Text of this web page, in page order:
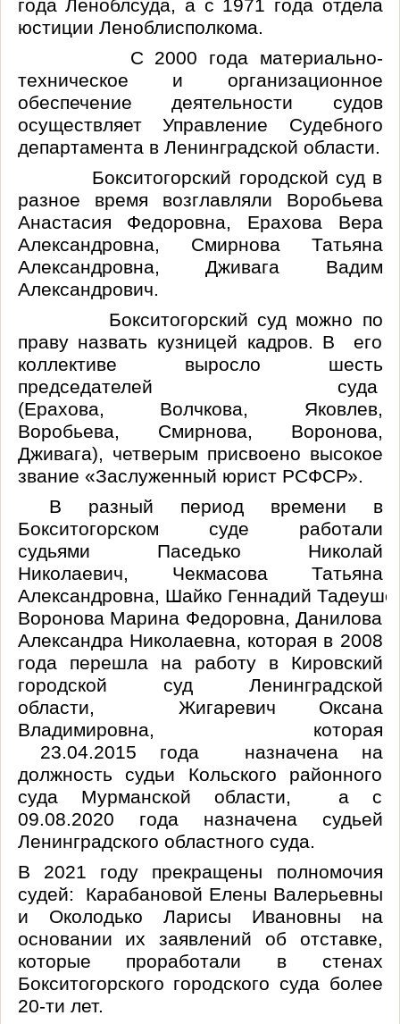
годаЛеноблсуда, а с 1971 года отдела
юстиции Леноблисполкома.
С 2000 года материально-
техническое и организационное
обеспечение деятельности судов
осуществляет Управление Судебного
департамента в Ленинградской области.
Бокситогорский городской суд в
разное время возглавляли Воробьева
Анастасия Федоровна, ЕраховаВера
Александровна, Смирнова Татьяна
Александровна, Дживага Вадим
Александрович.
Бокситогорский суд можно по
праву назвать кузницей кадров. В его
коллективе выросло шесть
председателей суда
(Ерахова, Волчкова, Яковлев,
Воробьева, Смирнова, Воронова,
Дживага), четверым присвоено высокое
звание «Заслуженный юрист РСФСР».
В разный период времени в
Бокситогорском суде работали
судьями Паседько Николай
Николаевич, ЧекмасоваТатьяна
Александровна, Шайко Геннадий
Воронова Марина Федоровна, Данилова
Александра Николаевна, которая в 2008
года перешла на работу в Кировский
городской суд Ленинградской
области, Жигаревич Оксана
Владимировна, которая
23.04.2015 года назначена на
должность судьи Кольского районного
суда Мурманской области, а с
09.08.2020 года назначена судьей
Ленинградского областного суда.
В 2021 году прекращены полномочия
судей: Карабановой Елены Валерьевны
и Околодько Ларисы Ивановны на
основании их заявлений об отставке,
которые проработали в стенах
Бокситогорского городского суда более
20-ти лет.